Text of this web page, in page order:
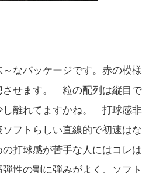
なパッケージです。赤の模様
させます。 粒の配列は縦目で
し離れてますかね。 打球感非
フトらしい直線的で初速はな
打球感が苦手な人にはコレは
性の割に弾みがよく、ソフト